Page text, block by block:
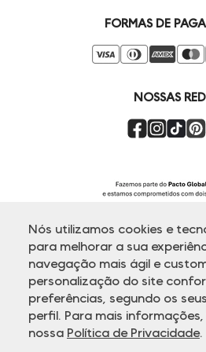
Nós utilizamos cookies e
para melhorar a sua
navegação mais ágil e
personalização do site
preferências, segundo os
perfil. Para mais
nossa Política de Privacidade.
Compre pelo Whatsapp
Venda Corporativa
Super Friday
FORMAS DE
NOSSAS
© Copyright 2000-2026 - Todos os